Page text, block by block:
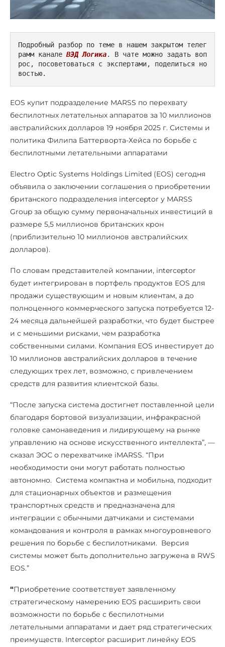
Подробный разбор по теме в нашем закрытом телег
рамм канале ВЭД Логика. В чате можно задать воп
рос, посоветоваться с экспертами, поделиться но
востью.
EOS купит подразделение MARSS по перехвату
беспилотных летательных аппаратов за 10 миллионов
австралийских долларов 19 ноября 2025 г. Системы и
политика Филипа Баттерворта-Хейса по борьбе с
беспилотными летательными аппаратами
Electro Optic Systems Holdings Limited (EOS) сегодня
объявила о заключении соглашения о приобретении
британского подразделения interceptor у MARSS
Group за общую сумму первоначальных инвестиций в
размере 5,5 миллионов британских крон
(приблизительно 10 миллионов австралийских
долларов).
По словам представителей компании, interceptor
будет интегрирован в портфель продуктов EOS для
продажи существующим и новым клиентам, а до
полноценного коммерческого запуска потребуется 12-
24 месяца дальнейшей разработки, что будет быстрее
и с меньшими рисками, чем разработка
собственными силами. Компания EOS инвестирует до
10 миллионов австралийских долларов в течение
следующих трех лет, возможно, с привлечением
средств для развития клиентской базы.
“После запуска система достигнет поставленной цели
благодаря бортовой визуализации, инфракрасной
головке самонаведения и лидирующему на рынке
управлению на основе искусственного интеллекта”, —
сказал ЭОС о перехватчике iMARSS. “При
необходимости они могут работать полностью
автономно. Система компактна и мобильна, подходит
для стационарных объектов и размещения
транспортных средств и предназначена для
интеграции с обычными датчиками и системами
командования и контроля в рамках многоуровневого
решения по борьбе с беспилотниками. Версия
системы может быть дополнительно загружена в RWS
EOS.”
“Приобретение соответствует заявленному
стратегическому намерению EOS расширить свои
возможности по борьбе с беспилотными
летательными аппаратами и дает ряд стратегических
преимуществ. Interceptor расширит линейку EOS